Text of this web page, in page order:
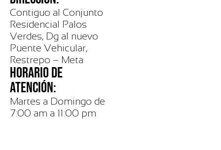
Contiguo al Conjunto
Residencial Palos
Verdes, Dg al nuevo
Puente Vehicular,
Restrepo – Meta
HORARIO DE
ATENCIÓN:
Martes a Domingo de
7:00 am a 11:00 pm